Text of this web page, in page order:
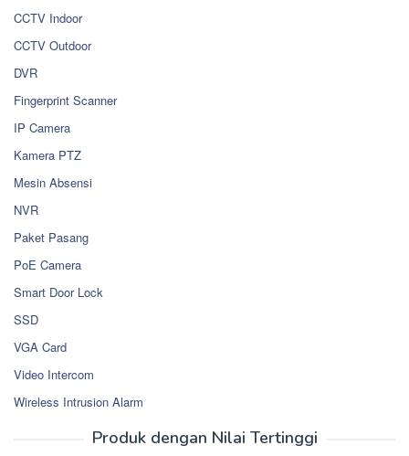
CCTV Indoor
CCTV Outdoor
DVR
Fingerprint Scanner
IP Camera
Kamera PTZ
Mesin Absensi
NVR
Paket Pasang
PoE Camera
Smart Door Lock
SSD
VGA Card
Video Intercom
Wireless Intrusion Alarm
Produk dengan Nilai Tertinggi